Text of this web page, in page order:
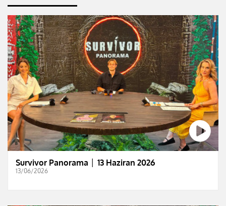
Survivor Panorama │ 13 Haziran 2026
13/06/2026